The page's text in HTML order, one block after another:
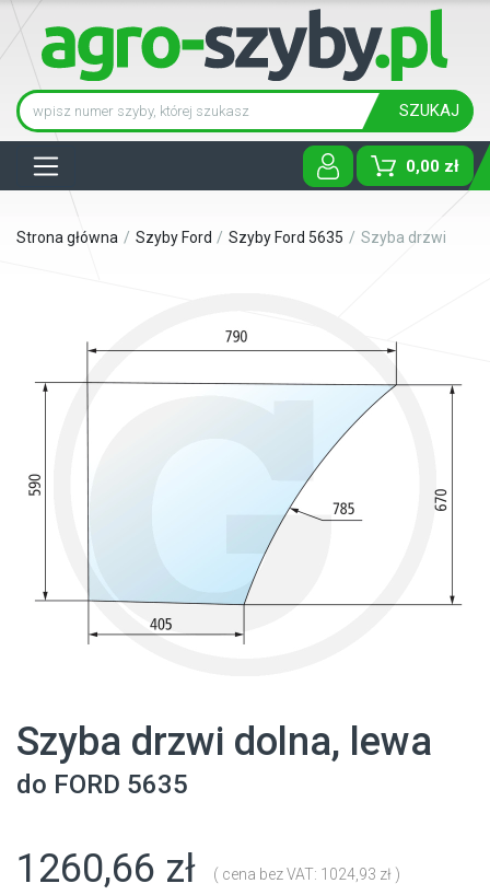
SZUKAJ
0,00 zł
Strona główna Szyby Ford Szyby Ford 5635 Szyba drzwi
Szyba drzwi dolna, lewa
do FORD 5635
1260,66 zł ( cena bez VAT: 1024,93 zł )